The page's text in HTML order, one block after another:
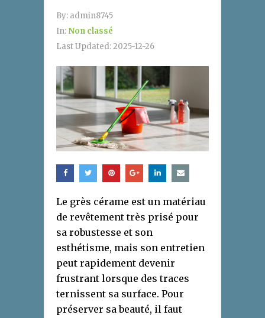
By: admin8745
In:Non classé
Last Updated:2025-12-26
Le grès cérame est un matériau
de revêtement très prisé pour
sa robustesse et son
esthétisme, mais son entretien
peut rapidement devenir
frustrant lorsque des traces
ternissent sa surface. Pour
préserver sa beauté, il faut